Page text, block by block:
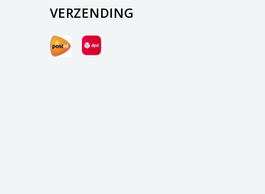
VERZENDING